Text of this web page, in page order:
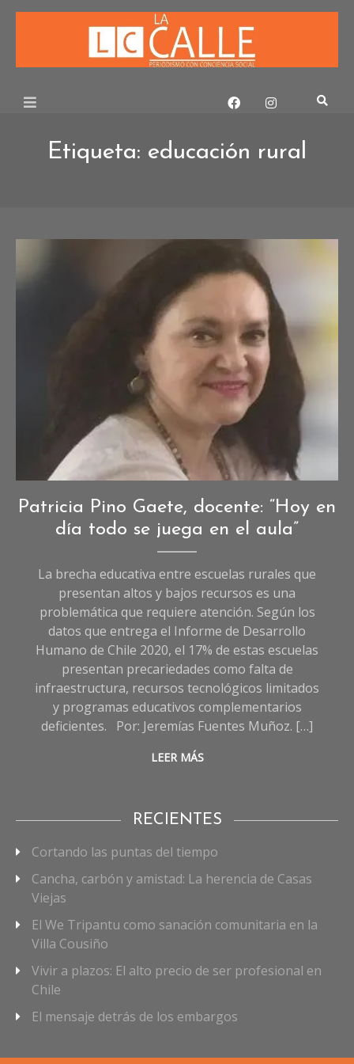
Skip
Etiqueta: educación rural
Entrevistas,
Entrevistas
de
Sociedad
Patricia Pino Gaete, docente: “Hoy en
día todo se juega en el aula”
La brecha educativa entre escuelas rurales que
presentan altos y bajos recursos es una
problemática que requiere atención. Según los
datos que entrega el Informe de Desarrollo
Humano de Chile 2020, el 17% de estas escuelas
presentan precariedades como falta de
infraestructura, recursos tecnológicos limitados
y programas educativos complementarios
deficientes. Por: Jeremías Fuentes Muñoz. […]
LEER MÁS
RECIENTES
Cortando las puntas del tiempo
Cancha, carbón y amistad: La herencia de Casas
Viejas
El We Tripantu como sanación comunitaria en la
Villa Cousiño
Vivir a plazos: El alto precio de ser profesional en
Chile
El mensaje detrás de los embargos